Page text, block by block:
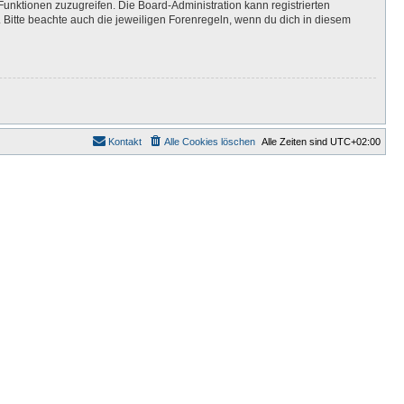
zuzugreifen. Die Board-Administration kann registrierten
beachte auch die jeweiligen Forenregeln, wenn du dich in diesem
Alle Zeiten sind UTC+02:00
Alle Cookies löschen
Kontakt